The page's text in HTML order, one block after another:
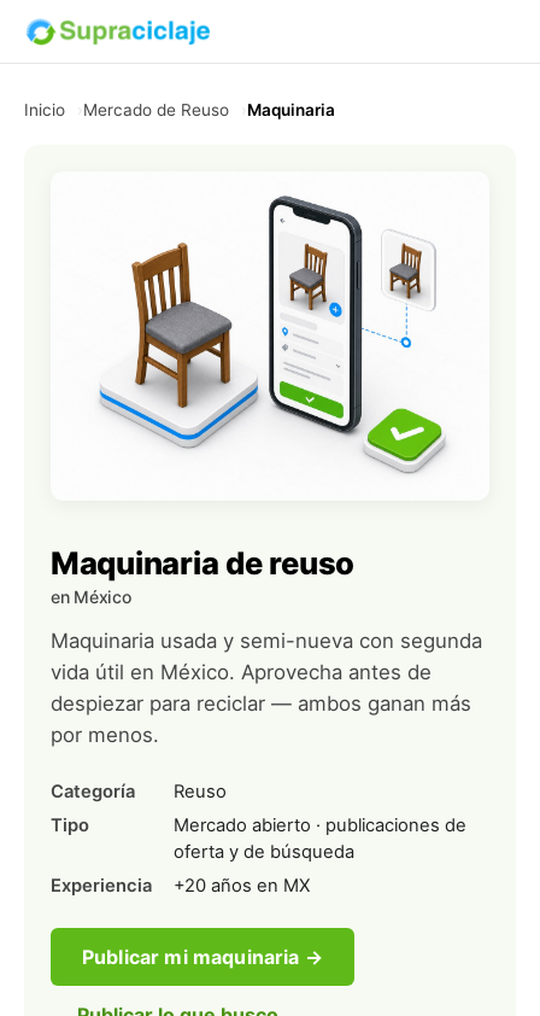
Inicio Mercado de Reuso Maquinaria
Maquinaria de reuso
en México
Maquinaria usada y semi-nueva con segunda
vida útil en México. Aprovecha antes de
despiezar para reciclar — ambos ganan más
por menos.
Categoría
Reuso
Tipo
Mercado abierto · publicaciones de
oferta y de búsqueda
Experiencia
+20 años en MX
Publicar mi maquinaria →